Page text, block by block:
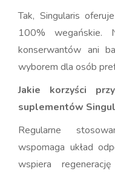
Tak, Singularis
100% wegańskie.
konserwantów ani
wyborem dla osób
Jakie korzyści
suplementów
Regularne
wspomaga układ
wspiera